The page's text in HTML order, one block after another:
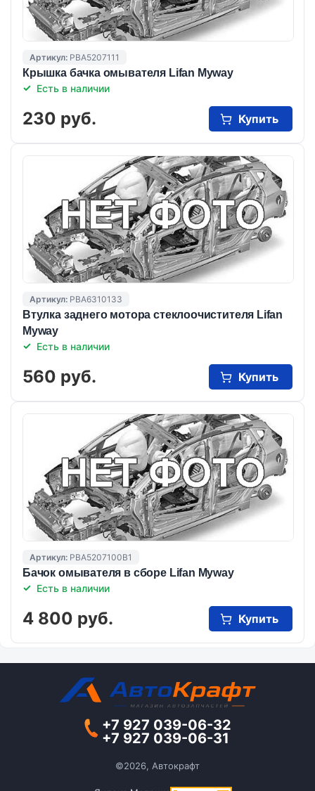
Артикул: PBA5207111
Крышка бачка омывателя Lifan Myway
Есть в наличии
230 руб. Купить
Артикул: PBA6310133
Втулка заднего мотора стеклоочистителя Lifan
Myway
Есть в наличии
560 руб. Купить
Артикул: PBA5207100B1
Бачок омывателя в сборе Lifan Myway
Есть в наличии
4 800 руб. Купить
+7 927 039-06-32
+7 927 039-06-31
©2026, Автокрафт